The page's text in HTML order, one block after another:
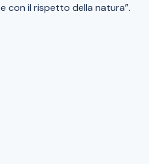
con il rispetto della natura”.